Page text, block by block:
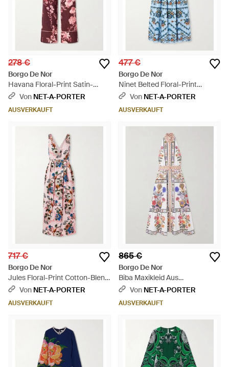
278 €
Borgo De Nor
Havana Floral-Print Satin-
Trimmed Crepe De Chine
Von NET-A-PORTER
AUSVERKAUFT
477 €
Borgo De Nor
Ninet Belted Floral-Print
Cotton-Poplin Midi Dress - Blau
Von NET-A-PORTER
AUSVERKAUFT
717 €
Borgo De Nor
Jules Floral-Print Cotton-Blend
Cloqué Midi Dress - Weiß
Von NET-A-PORTER
AUSVERKAUFT
865 €
Borgo De Nor
Biba Maxikleid Aus
Baumwollpopeline Mit
Von NET-A-PORTER
AUSVERKAUFT